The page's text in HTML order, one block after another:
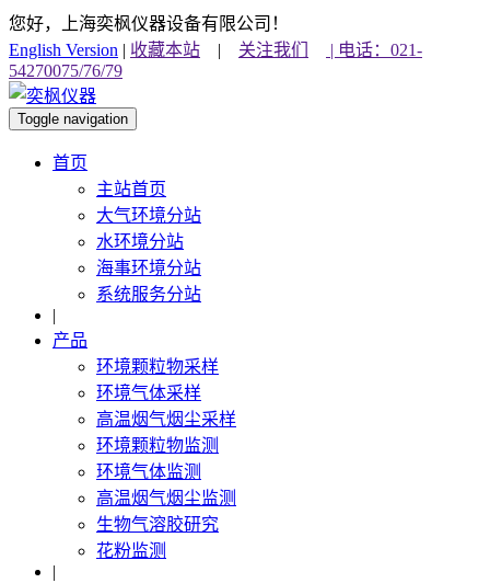
您好，上海奕枫仪器设备有限公司！
English Version | 收藏本站 | 关注我们
| 电话：021-
54270075/76/79
Toggle navigation
首页
主站首页
大气环境分站
水环境分站
海事环境分站
系统服务分站
|
产品
环境颗粒物采样
环境气体采样
高温烟气烟尘采样
环境颗粒物监测
环境气体监测
高温烟气烟尘监测
生物气溶胶研究
花粉监测
|